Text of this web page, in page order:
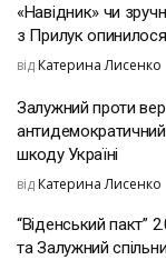
«Навідник» чи
з Прилук опинилося
від Катерина Лисенко
Залужний проти
шкоду Україні
від Катерина Лисенко
“Віденський пакт”
та Залужний